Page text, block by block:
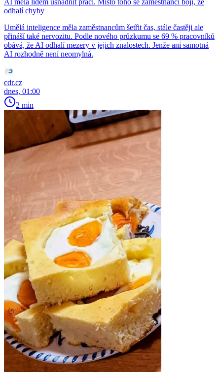
AI měla lidem usnadnit práci. Místo toho se zaměstnanci bojí, že
odhalí chyby
Umělá inteligence měla zaměstnancům šetřit čas, stále častěji ale
přináší také nervozitu. Podle nového průzkumu se 69 % pracovníků
obává, že AI odhalí mezery v jejich znalostech. Jenže ani samotná
AI rozhodně není neomylná.
cdr.cz
dnes, 01:00
2 min